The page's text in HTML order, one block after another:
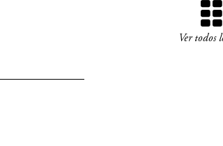
Ver todos